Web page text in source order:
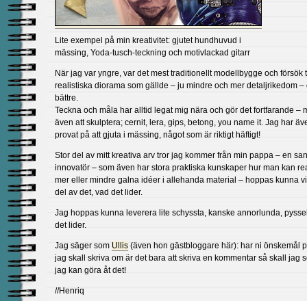
Lite exempel på min kreativitet: gjutet hundhuvud i
mässing, Yoda-tusch-teckning och motivlackad gitarr
När jag var yngre, var det mest traditionellt modellbygge och försök
realistiska diorama som gällde – ju mindre och mer detaljrikedom –
bättre.
Teckna och måla har alltid legat mig nära och gör det fortfarande –
även att skulptera; cernit, lera, gips, betong, you name it. Jag har
provat på att gjuta i mässing, något som är riktigt häftigt!
Stor del av mitt kreativa arv tror jag kommer från min pappa – en
innovatör – som även har stora praktiska kunskaper hur man kan
mer eller mindre galna idéer i allehanda material – hoppas kunna
del av det, vad det lider.
Jag hoppas kunna leverera lite schyssta, kanske annorlunda,
det lider.
Jag säger som Ullis (även hon gästbloggare här): har ni önskemål
jag skall skriva om är det bara att skriva en kommentar så skall jag
jag kan göra åt det!
//Henriq